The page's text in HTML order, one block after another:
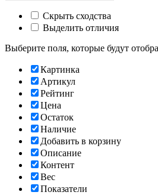
Скрыть сходства
Выделить отличия
Выберите поля, которые будут
Картинка
Артикул
Рейтинг
Цена
Остаток
Наличие
Добавить в корзину
Описание
Контент
Вес
Показатели